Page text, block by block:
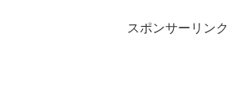
スポンサーリンク